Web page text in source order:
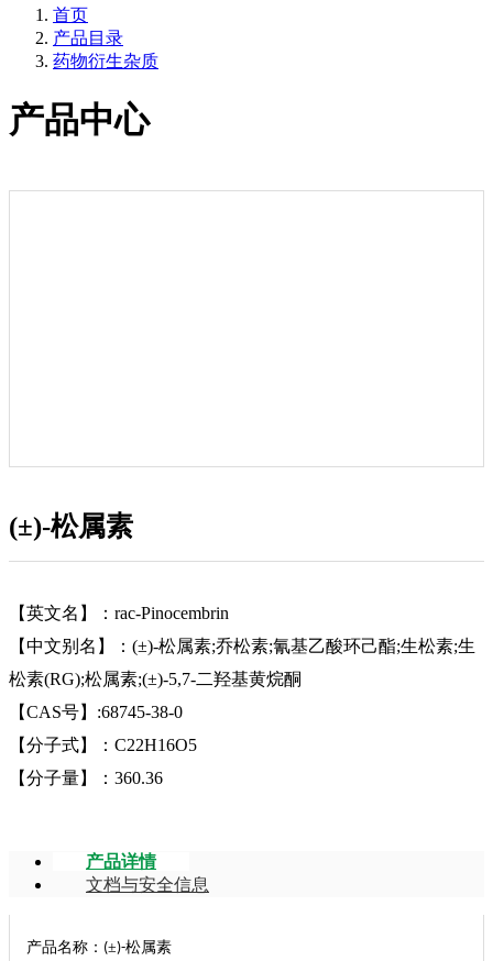
首页
产品目录
药物衍生杂质
产品中心
(±)-松属素
【英文名】：rac-Pinocembrin
【中文别名】：(±)-松属素;乔松素;氰基乙酸环己酯;生松素;生
松素(RG);松属素;(±)-5,7-二羟基黄烷酮
【CAS号】:68745-38-0
【分子式】：C22H16O5
【分子量】：360.36
产品详情
文档与安全信息
产品名称： (±)-松属素